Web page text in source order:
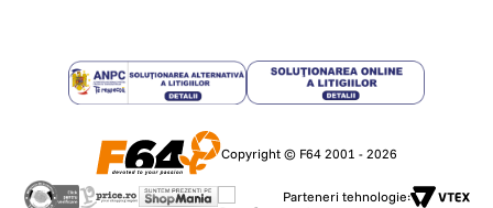
Copyright © F64 2001 - 2026
Parteneri tehnologie: